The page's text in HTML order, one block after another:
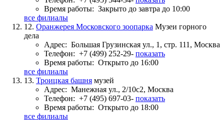
Время работы: Закрыто до завтра до 10:00
все филиалы
12. Оранжерея Московского зоопарка Музеи горного
дела
Адрес: Большая Грузинская ул., 1, стр. 111, Москва
Телефон: +7 (499) 252-29- показать
Время работы: Открыто до 16:00
все филиалы
13. Троицкая башня музей
Адрес: Манежная ул., 2/10с2, Москва
Телефон: +7 (495) 697-03- показать
Время работы: Открыто до 18:00
все филиалы